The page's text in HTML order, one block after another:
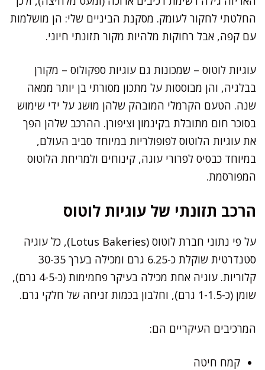
החלטתי לחקור לעומק. מסקנת הביניים שלי: הן מושלמות
עם קפה, אבל רחוקות מלהיות מקור תזונתי חיוני.
עוגיות לוטוס – שמכונות גם עוגיות ספקולוס – מקורן
בבלגיה, והן מבוססות על מתכון מסורתי בן יותר ממאה
שנה. הטעם הקרמלי המובהק שלהן מושג על ידי שימוש
בסוכר חום מתובלת בקינמון וציפורן. ההרכב שלהן הפך
את עוגיות הלוטוס לפופולריות במיוחד סביב העולם,
במיוחד כבסיס לפרורי עוגה, קינוחים ולמריחת הלוטוס
המפורסמת.
הרכב תזונתי של עוגיות לוטוס
על פי נתוני חברת לוטוס (Lotus Bakeries), כל עוגיה
סטנדרטית שוקלת כ-6.25 גרם ומכילה בערך 30-35
קלוריות. עוגיה אחת מכילה בעיקר פחמימות (כ-4-5 גרם),
שומן (כ-1-1.5 גרם), וחלבון בכמות זניחה של חלקי גרם.
המרכיבים העיקריים הם:
קמח חיטה